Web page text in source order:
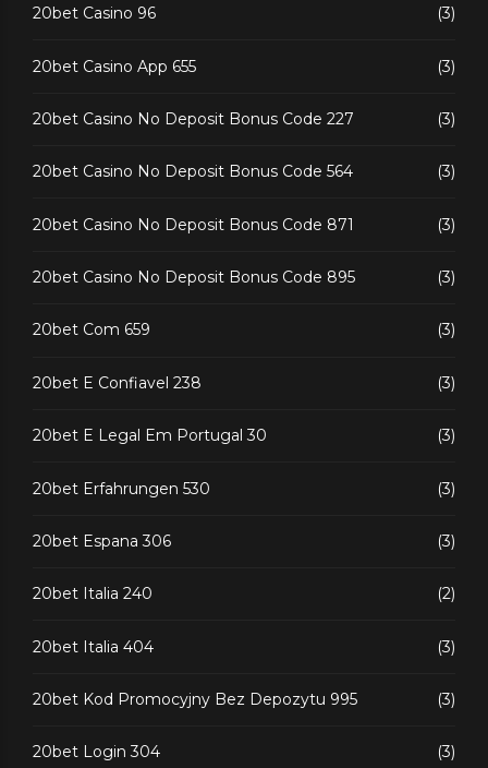
20bet Casino 96 (3)
20bet Casino App 655 (3)
20bet Casino No Deposit Bonus Code 227 (3)
20bet Casino No Deposit Bonus Code 564 (3)
20bet Casino No Deposit Bonus Code 871 (3)
20bet Casino No Deposit Bonus Code 895 (3)
20bet Com 659 (3)
20bet E Confiavel 238 (3)
20bet E Legal Em Portugal 30 (3)
20bet Erfahrungen 530 (3)
20bet Espana 306 (3)
20bet Italia 240 (2)
20bet Italia 404 (3)
20bet Kod Promocyjny Bez Depozytu 995 (3)
20bet Login 304 (3)